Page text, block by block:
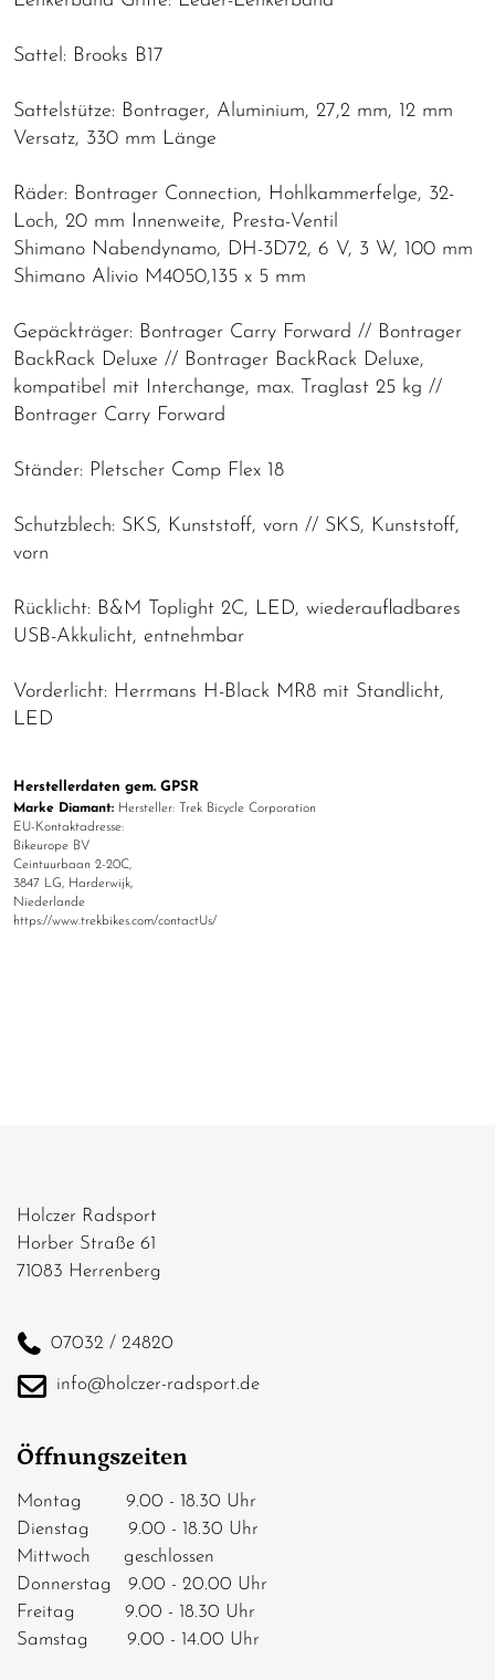
Sattel: Brooks B17
Sattelstütze: Bontrager, Aluminium, 27,2 mm, 12 mm
Versatz, 330 mm Länge
Räder: Bontrager Connection, Hohlkammerfelge, 32-
Loch, 20 mm Innenweite, Presta-Ventil
Shimano Nabendynamo, DH-3D72, 6 V, 3 W, 100 mm
Shimano Alivio M4050,135 x 5 mm
Gepäckträger: Bontrager Carry Forward // Bontrager
BackRack Deluxe // Bontrager BackRack Deluxe,
kompatibel mit Interchange, max. Traglast 25 kg //
Bontrager Carry Forward
Ständer: Pletscher Comp Flex 18
Schutzblech: SKS, Kunststoff, vorn // SKS, Kunststoff,
vorn
Rücklicht: B&M Toplight 2C, LED, wiederaufladbares
USB-Akkulicht, entnehmbar
Vorderlicht: Herrmans H-Black MR8 mit Standlicht,
LED
Herstellerdaten gem. GPSR
Marke Diamant: Hersteller: Trek Bicycle Corporation
EU-Kontaktadresse:
Bikeurope BV
Ceintuurbaan 2-20C,
3847 LG, Harderwijk,
Niederlande
https://www.trekbikes.com/contactUs/
Holczer Radsport
Horber Straße 61
71083 Herrenberg
07032 / 24820
info@holczer-radsport.de
Öffnungszeiten
Montag 9.00 - 18.30 Uhr
Dienstag 9.00 - 18.30 Uhr
Mittwoch geschlossen
Donnerstag 9.00 - 20.00 Uhr
Freitag 9.00 - 18.30 Uhr
Samstag 9.00 - 14.00 Uhr